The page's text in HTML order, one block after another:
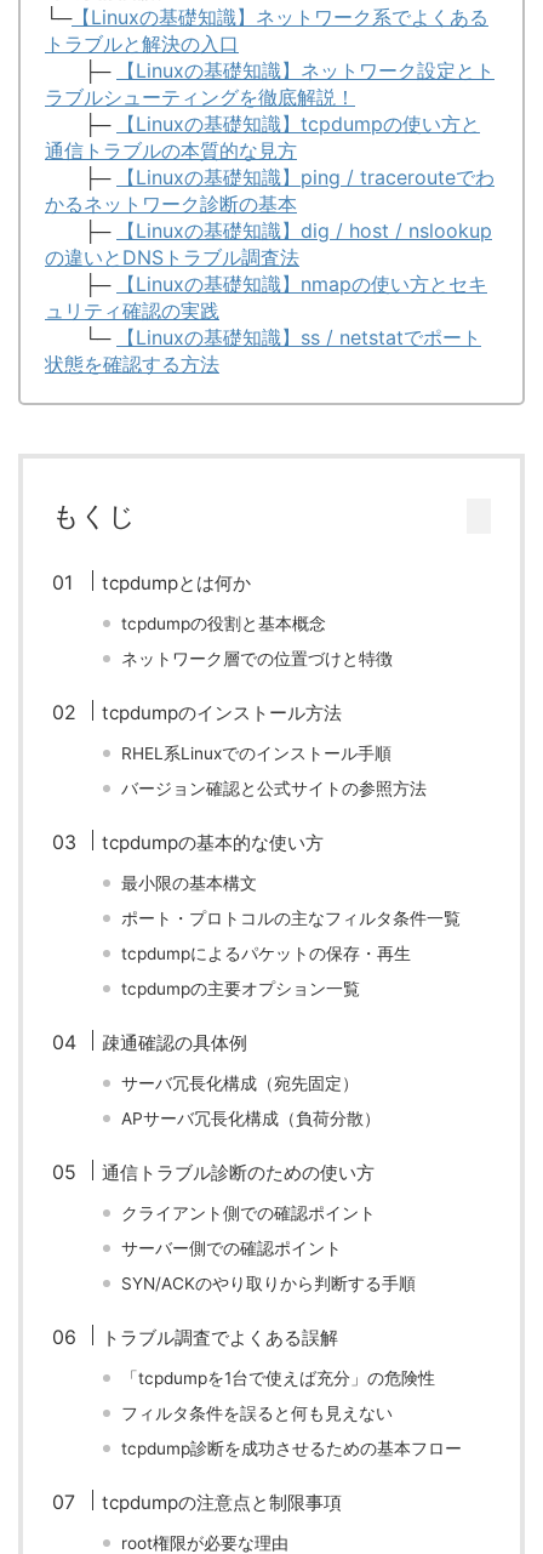
└─【Linuxの基礎知識】ネットワーク系でよくある
トラブルと解決の入口
├─
【Linuxの基礎知識】ネットワーク設定とト
ラブルシューティングを徹底解説！
├─
【Linuxの基礎知識】tcpdumpの使い方と
通信トラブルの本質的な見方
├─
【Linuxの基礎知識】ping / tracerouteでわ
かるネットワーク診断の基本
├─
【Linuxの基礎知識】dig / host / nslookup
の違いとDNSトラブル調査法
├─
【Linuxの基礎知識】nmapの使い方とセキ
ュリティ確認の実践
└─
【Linuxの基礎知識】ss / netstatでポート
状態を確認する方法
もくじ
tcpdumpとは何か
tcpdumpの役割と基本概念
ネットワーク層での位置づけと特徴
tcpdumpのインストール方法
RHEL系Linuxでのインストール手順
バージョン確認と公式サイトの参照方法
tcpdumpの基本的な使い方
最小限の基本構文
ポート・プロトコルの主なフィルタ条件一覧
tcpdumpによるパケットの保存・再生
tcpdumpの主要オプション一覧
疎通確認の具体例
サーバ冗長化構成（宛先固定）
APサーバ冗長化構成（負荷分散）
通信トラブル診断のための使い方
クライアント側での確認ポイント
サーバー側での確認ポイント
SYN/ACKのやり取りから判断する手順
トラブル調査でよくある誤解
「tcpdumpを1台で使えば充分」の危険性
フィルタ条件を誤ると何も見えない
tcpdump診断を成功させるための基本フロー
tcpdumpの注意点と制限事項
root権限が必要な理由